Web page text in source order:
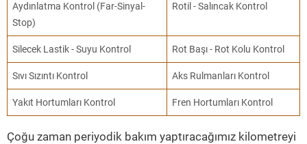
Aydınlatma Kontrol (Far-Sinyal-
Stop)
Rotil - Salıncak Kontrol
Silecek Lastik - Suyu Kontrol Rot Başı - Rot Kolu Kontrol
Sıvı Sızıntı Kontrol Aks Rulmanları Kontrol
Yakıt Hortumları Kontrol Fren Hortumları Kontrol
Çoğu zaman periyodik bakım yaptıracağımız kilometreyi